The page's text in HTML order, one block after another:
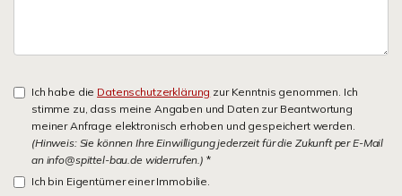
Ich habe die Datenschutzerklärung zur Kenntnis genommen. Ich
stimme zu, dass meine Angaben und Daten zur Beantwortung
meiner Anfrage elektronisch erhoben und gespeichert werden.
(Hinweis: Sie können Ihre Einwilligung jederzeit für die Zukunft per E-Mail
an info@spittel-bau.de widerrufen.) *
Ich bin Eigentümer einer Immobilie.